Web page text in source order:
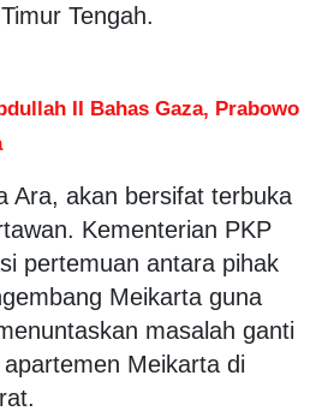
Tengah.
II Bahas Gaza, Prabowo
Ara, akan bersifat terbuka
Kementerian PKP
pertemuan antara pihak
Meikarta guna
masalah ganti
Meikarta di